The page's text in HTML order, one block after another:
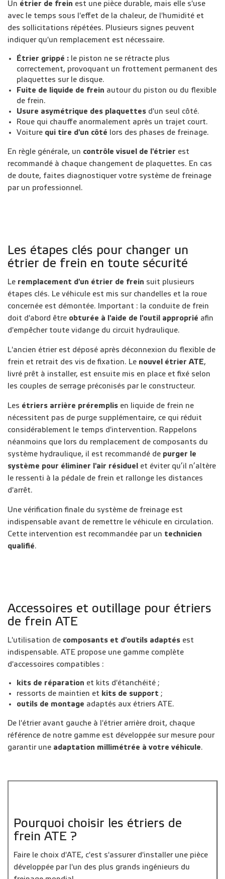
Un étrier de frein est une pièce durable, mais elle s'use
avec le temps sous l'effet de la chaleur, de l'humidité et
des sollicitations répétées. Plusieurs signes peuvent
indiquer qu'un remplacement est nécessaire.
Étrier grippé : le piston ne se rétracte plus
correctement, provoquant un frottement permanent des
plaquettes sur le disque.
Fuite de liquide de frein autour du piston ou du flexible
de frein.
Usure asymétrique des plaquettes d'un seul côté.
Roue qui chauffe anormalement après un trajet court.
Voiture qui tire d'un côté lors des phases de freinage.
En règle générale, un contrôle visuel de l'étrier est
recommandé à chaque changement de plaquettes. En cas
de doute, faites diagnostiquer votre système de freinage
par un professionnel.
Les étapes clés pour changer un
étrier de frein en toute sécurité
Le remplacement d'un étrier de frein suit plusieurs
étapes clés. Le véhicule est mis sur chandelles et la roue
concernée est démontée. Important : la conduite de frein
doit d'abord être obturée à l'aide de l'outil approprié afin
d'empêcher toute vidange du circuit hydraulique.
L'ancien étrier est déposé après déconnexion du flexible de
frein et retrait des vis de fixation. Le nouvel étrier ATE,
livré prêt à installer, est ensuite mis en place et fixé selon
les couples de serrage préconisés par le constructeur.
Les étriers arrière préremplis en liquide de frein ne
nécessitent pas de purge supplémentaire, ce qui réduit
considérablement le temps d'intervention. Rappelons
néanmoins que lors du remplacement de composants du
système hydraulique, il est recommandé de purger le
système pour éliminer l'air résiduel
et éviter qu’il n’altère
le ressenti à la pédale de frein et rallonge les distances
d'arrêt.
Une vérification finale du système de freinage est
indispensable avant de remettre le véhicule en circulation.
Cette intervention est recommandée par un technicien
qualifié.
Accessoires et outillage pour étriers
de frein ATE
L'utilisation de composants et d'outils adaptés est
indispensable. ATE propose une gamme complète
d'accessoires compatibles :
kits de réparation et kits d'étanchéité ;
ressorts de maintien et kits de support ;
outils de montage adaptés aux étriers ATE.
De l'étrier avant gauche à l'étrier arrière droit, chaque
référence de notre gamme est développée sur mesure pour
garantir une adaptation millimétrée à votre véhicule.
Pourquoi choisir les étriers de
frein ATE ?
Faire le choix d'ATE, c'est s'assurer d'installer une pièce
développée par l'un des plus grands ingénieurs du